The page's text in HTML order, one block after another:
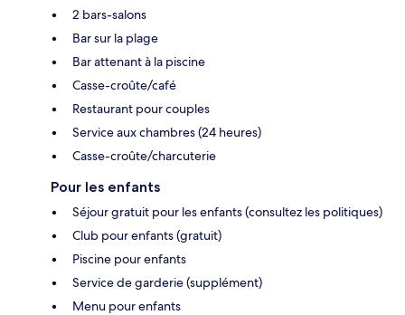
2 bars-salons
Bar sur la plage
Bar attenant à la piscine
Casse-croûte/café
Restaurant pour couples
Service aux chambres (24 heures)
Casse-croûte/charcuterie
Pour les enfants
Séjour gratuit pour les enfants (consultez les politiques)
Club pour enfants (gratuit)
Piscine pour enfants
Service de garderie (supplément)
Menu pour enfants